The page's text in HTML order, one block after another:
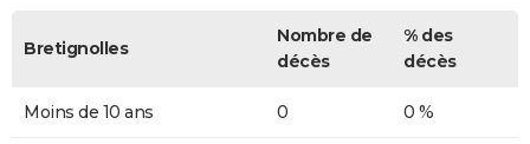
Bretignolles
Nombre de
décès
% des
décès
Moins de 10 ans 0 0 %